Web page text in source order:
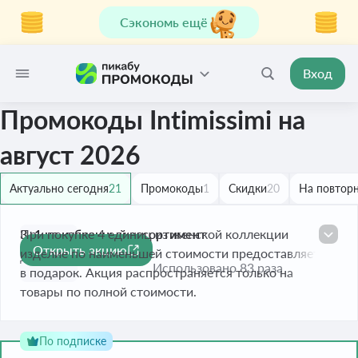
Сэкономь ещё
Вход
Промокоды Intimissimi на
август 2026
Актуально сегодня21 Промокоды1 Скидки20 На
3+1 на избранный ассортимент
До 16 авг. 2026
При покупке 4 единиц из женской коллекции
изделие по наименьшей стоимости предоставляется
в подарок. Акция распространяется только на
товары по полной стоимости.
Открыть акцию
Использовано 83 раза
По подписке